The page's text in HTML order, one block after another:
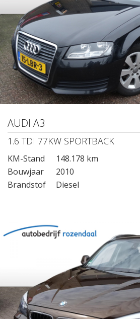
AUDI A3
1.6 TDI 77KW SPORTBACK
KM-Stand
148.178 km
Bouwjaar
2010
Brandstof
Diesel